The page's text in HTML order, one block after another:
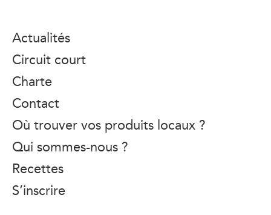
Actualités
Circuit court
Charte
Contact
Où trouver vos produits locaux ?
Qui sommes-nous ?
Recettes
S’inscrire